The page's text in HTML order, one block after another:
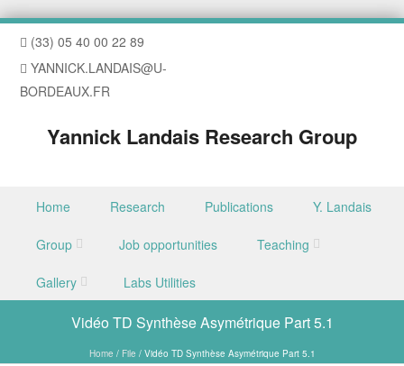
(33) 05 40 00 22 89
YANNICK.LANDAIS@U-
BORDEAUX.FR
Yannick Landais Research Group
Skip to content
Home Research Publications Y. Landais
Group Job opportunities Teaching
Gallery Labs Utilities
Vidéo TD Synthèse Asymétrique Part 5.1
Home / File /Vidéo TD Synthèse Asymétrique Part 5.1